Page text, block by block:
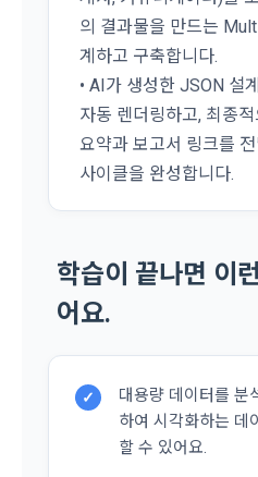
구글
아직 데이콘 계정이 없나요?
시 보내시겠습니까?
을 위한 필수 절차입니다. 아래
차를 완료하여 주시기 바랍니다.
관한법률, 전기통신기본법, 전기
진등에관한법률, 전자상거래 등
전자문서 및 전자거래기본법, 전
비자기본법 등의 관계법령에 따
2. "회원"이 "회사"와 개별 계약을
경우에는 개별 계약이 우선한다.
제 5 조 (이용계약의 성립)
의 안내를 "회원"에게 통지함으
2. “회사”는 "회사"의 ‘데이콘 인
하는 자가 본 약관과 개인정보취
3. 제2항 신청에 있어 "회사"는 "
통한 실명확인 및 본인인증을 요
증에 필요한 이름, 생년월일, 연락
3) 모바일 서비스 이용 시 수집되
모바일 서비스의 특성상 단말기
이는 개인을 식별할 수 없는 형태
4) 보상금 지급 시 수집하는 항목
5) 채용 합격 시, 기업의 요금 산
6) 서비스 이용과정이나 사업처
IP Address, 쿠키, 방문일시, 서
의 결과물을 만드는
계하고 구축합니다.
• AI가 생성한 JSON 설
자동 렌더링하고, 최종
요약과 보고서 링크를
사이클을 완성합니다.
학습이 끝나면 이
어요.
✓
대용량 데이터를 분
하여 시각화하는 데
할 수 있어요.